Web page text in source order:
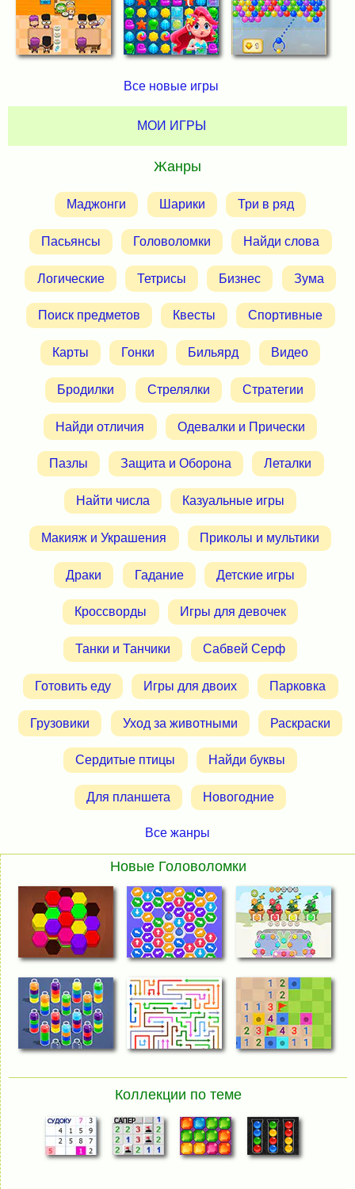
Все новые игры
МОИ ИГРЫ
Жанры
Маджонги Шарики Три в ряд
Пасьянсы Головоломки Найди слова
Логические Тетрисы Бизнес Зума
Поиск предметов Квесты Спортивные
Карты Гонки Бильярд Видео
Бродилки Стрелялки Стратегии
Найди отличия Одевалки и Прически
Пазлы Защита и Оборона Леталки
Найти числа Казуальные игры
Макияж и Украшения Приколы и мультики
Драки Гадание Детские игры
Кроссворды Игры для девочек
Танки и Танчики Сабвей Серф
Готовить еду Игры для двоих Парковка
Грузовики Уход за животными Раскраски
Сердитые птицы Найди буквы
Для планшета Новогодние
Все жанры
Новые Головоломки
Коллекции по теме